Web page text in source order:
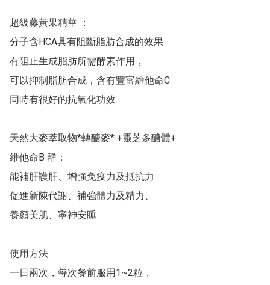
超級藤黃果精華 ：
分子含HCA具有阻斷脂肪合成的效果
有阻止生成脂肪所需酵素作用，
可以抑制脂肪合成，含有豐富維他命C
同時有很好的抗氧化功效
天然大麥萃取物*轉醣麥* +靈芝多醣體+
維他命B 群：
能補肝護肝、增強免疫力及抵抗力
促進新陳代謝、補強體力及精力、
養顏美肌、寧神安睡
使用方法
一日兩次，每次餐前服用1~2粒，